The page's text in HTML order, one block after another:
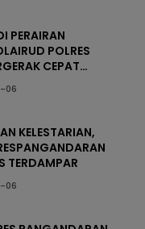
PERAIRAN
POLRES
CEPAT
06
KELESTARIAN,
TERDAMPAR
06